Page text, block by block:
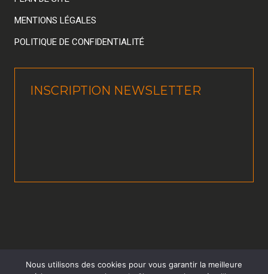
MENTIONS LÉGALES
POLITIQUE DE CONFIDENTIALITÉ
INSCRIPTION NEWSLETTER
Nous utilisons des cookies pour vous garantir la meilleure